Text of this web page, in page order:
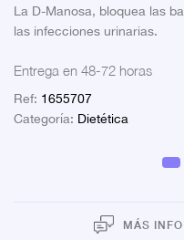
La D-Manosa, bloquea las
las infecciones urinarias.
Entrega en 48-72 horas
Ref: 1655707
Categoría: Dietética
MÁS INFO